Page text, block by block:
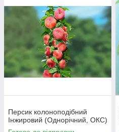
Персик колоноподібний
Інжировий (Однорічний, ОКС)